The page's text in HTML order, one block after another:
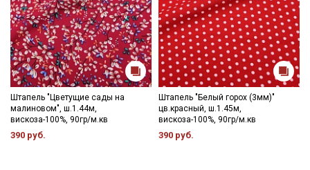
Штапель "Цветущие сады на
малиновом", ш.1.44м,
вискоза-100%, 90гр/м.кв
390 руб.
Штапель "Белый горох (3мм)"
цв.красный, ш.1.45м,
вискоза-100%, 90гр/м.кв
390 руб.